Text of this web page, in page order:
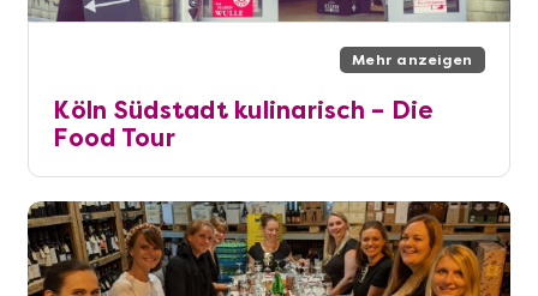
Mehr anzeigen
Köln Südstadt kulinarisch – Die
Food Tour